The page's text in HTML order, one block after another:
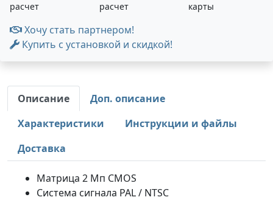
расчет
расчет
карты
Хочу стать партнером!
Купить с установкой и скидкой!
Описание
Доп. описание
Характеристики
Инструкции и файлы
Доставка
Матрица 2 Мп CMOS
Система сигнала PAL / NTSC